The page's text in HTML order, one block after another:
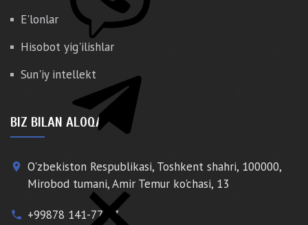
E'lonlar
Hisobot yig'ilishlar
Sun'iy intellekt
BIZ BILAN ALOQA
place O'zbekiston Respublikasi, Toshkent shahri, 100000,
Mirobod tumani, Amir Temur ko'chasi, 13
phone +99878 141-77-77